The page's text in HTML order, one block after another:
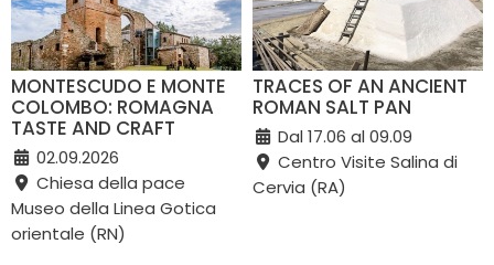
MONTESCUDO E MONTE
COLOMBO: ROMAGNA
TASTE AND CRAFT
02.09.2026
Chiesa della pace
Museo della Linea Gotica
orientale (RN)
TRACES OF AN ANCIENT
ROMAN SALT PAN
Dal 17.06 al 09.09
Centro Visite Salina di
Cervia (RA)